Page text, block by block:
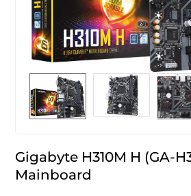
Gigabyte H310M H (GA-
Mainboard